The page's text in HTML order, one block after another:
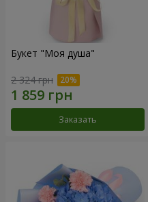
Букет "Моя душа"
2 324 грн
Заказать